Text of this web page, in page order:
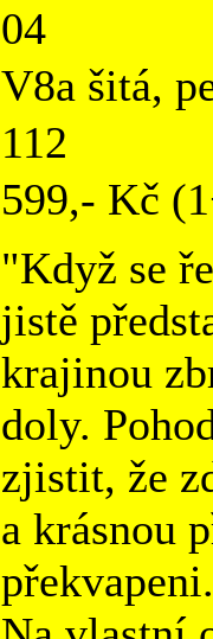
04
V8a šitá,
112
599,- Kč
"Když se
jistě
krajinou
doly.
zjistit, že
a krásnou
překvapeni.